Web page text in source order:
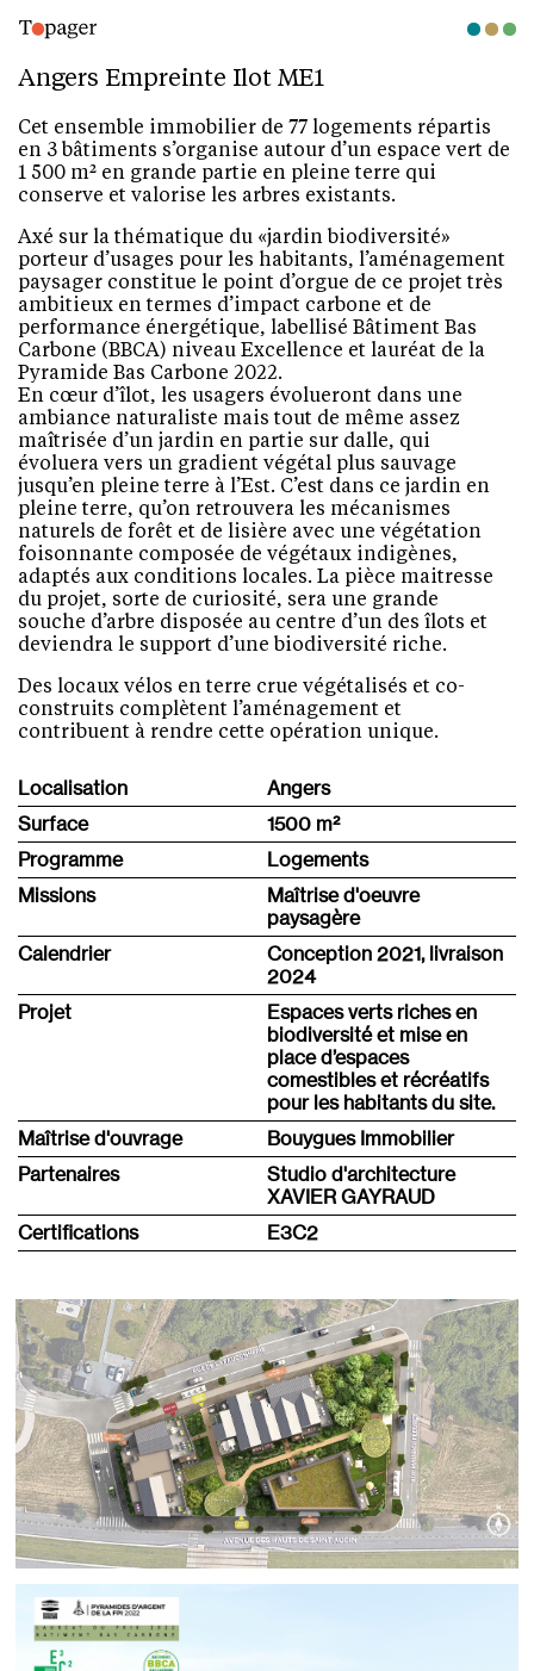
Angers Empreinte Ilot ME1
Cet ensemble immobilier de 77 logements répartis
en 3 bâtiments s’organise autour d’un espace vert de
1 500 m² en grande partie en pleine terre qui
conserve et valorise les arbres existants.
Axé sur la thématique du «jardin biodiversité»
porteur d’usages pour les habitants, l’aménagement
paysager constitue le point d’orgue de ce projet très
ambitieux en termes d’impact carbone et de
performance énergétique, labellisé Bâtiment Bas
Carbone (BBCA) niveau Excellence et lauréat de la
Pyramide Bas Carbone 2022.
En cœur d’îlot, les usagers évolueront dans une
ambiance naturaliste mais tout de même assez
maîtrisée d’un jardin en partie sur dalle, qui
évoluera vers un gradient végétal plus sauvage
jusqu’en pleine terre à l’Est. C’est dans ce jardin en
pleine terre, qu’on retrouvera les mécanismes
naturels de forêt et de lisière avec une végétation
foisonnante composée de végétaux indigènes,
adaptés aux conditions locales. La pièce maitresse
du projet, sorte de curiosité, sera une grande
souche d’arbre disposée au centre d’un des îlots et
deviendra le support d’une biodiversité riche.
Des locaux vélos en terre crue végétalisés et co-
construits complètent l’aménagement et
contribuent à rendre cette opération unique.
Localisation
Angers
Surface
1500 m²
Programme
Logements
Missions
Maîtrise d'oeuvre
paysagère
Calendrier
Conception 2021, livraison
2024
Projet
Espaces verts riches en
biodiversité et mise en
place d’espaces
comestibles et récréatifs
pour les habitants du site.
Maîtrise d'ouvrage
Bouygues Immobilier
Partenaires
Studio d'architecture
XAVIER GAYRAUD
Certifications
E3C2